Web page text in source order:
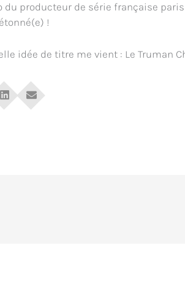
du producteur de série française
!
idée de titre me vient : Le Truman